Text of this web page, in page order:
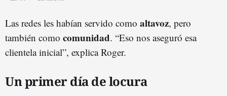
Las redes les habían servido como altavoz, pero
también como comunidad. “Eso nos aseguró esa
clientela inicial”, explica Roger.
Un primer día de locura